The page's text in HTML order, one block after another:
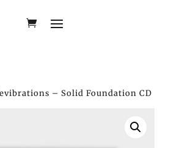
– Solid Foundation CD